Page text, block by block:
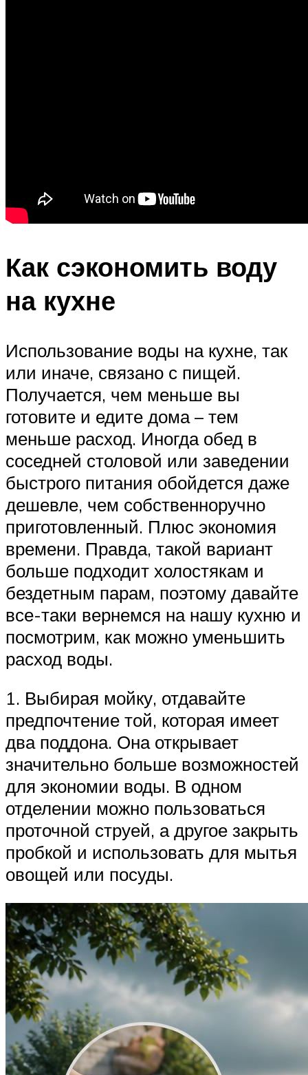
Как сэкономить воду
на кухне
Использование воды на кухне, так
или иначе, связано с пищей.
Получается, чем меньше вы
готовите и едите дома – тем
меньше расход. Иногда обед в
соседней столовой или заведении
быстрого питания обойдется даже
дешевле, чем собственноручно
приготовленный. Плюс экономия
времени. Правда, такой вариант
больше подходит холостякам и
бездетным парам, поэтому давайте
все-таки вернемся на нашу кухню и
посмотрим, как можно уменьшить
расход воды.
1. Выбирая мойку, отдавайте
предпочтение той, которая имеет
два поддона. Она открывает
значительно больше возможностей
для экономии воды. В одном
отделении можно пользоваться
проточной струей, а другое закрыть
пробкой и использовать для мытья
овощей или посуды.